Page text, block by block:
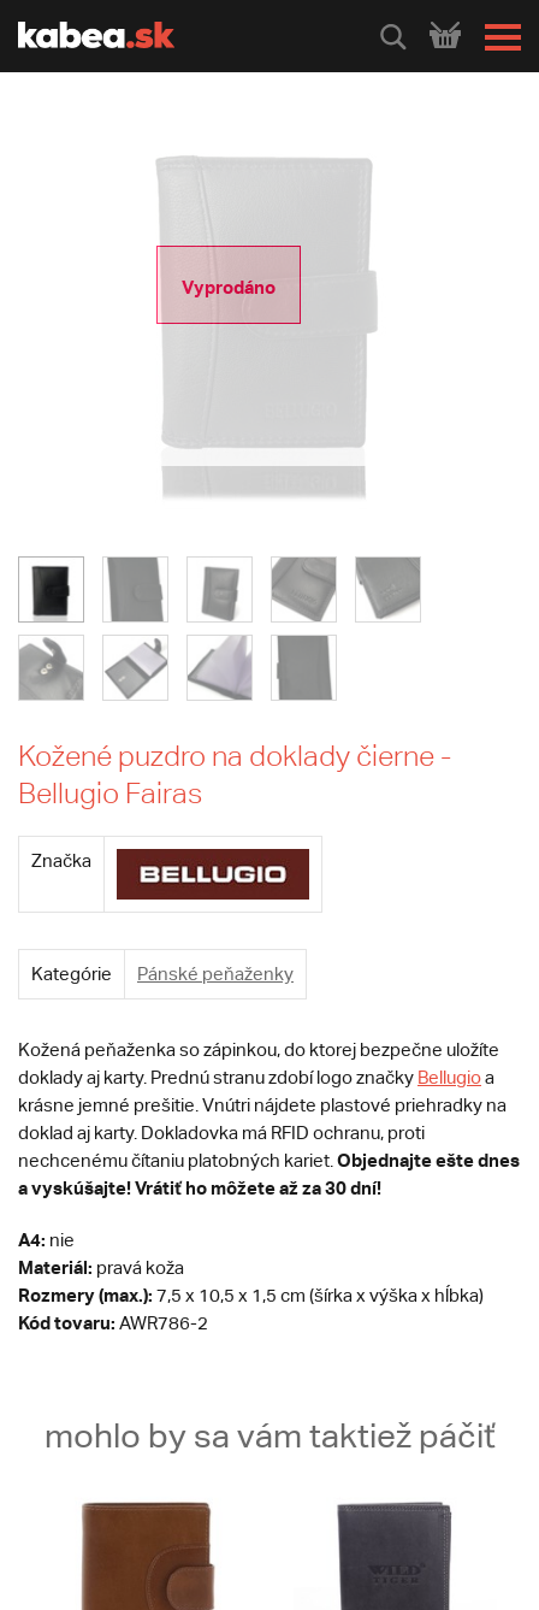
HLEDEJ
Vyprodáno
Kožené puzdro na doklady čierne -
Bellugio Fairas
Značka
Kategórie Pánské peňaženky
Kožená peňaženka so zápinkou, do ktorej bezpečne uložíte
doklady aj karty. Prednú stranu zdobí logo značky Bellugioa
krásne jemné prešitie. Vnútri nájdete plastové priehradky na
doklad aj karty. Dokladovka má RFID ochranu, proti
nechcenému čítaniu platobných kariet. Objednajte ešte dnes
a vyskúšajte! Vrátiť ho môžete až za 30 dní!
A4: nie
Materiál: pravá koža
Rozmery (max.): 7,5 x 10,5 x 1,5 cm (šírka x výška x hĺbka)
Kód tovaru: AWR786-2
mohlo by sa vám taktiež páčiť